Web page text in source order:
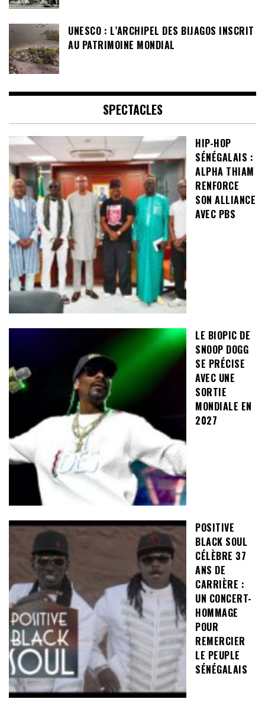
UNESCO : L’ARCHIPEL DES BIJAGOS INSCRIT
AU PATRIMOINE MONDIAL
SPECTACLES
HIP-HOP
SÉNÉGALAIS :
ALPHA THIAM
RENFORCE
SON ALLIANCE
AVEC PBS
LE BIOPIC DE
SNOOP DOGG
SE PRÉCISE
AVEC UNE
SORTIE
MONDIALE EN
2027
POSITIVE
BLACK SOUL
CÉLÈBRE 37
ANS DE
CARRIÈRE :
UN CONCERT-
HOMMAGE
POUR
REMERCIER
LE PEUPLE
SÉNÉGALAIS